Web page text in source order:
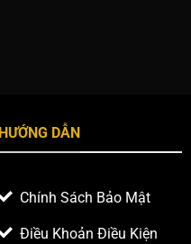
HƯỚNG DẪN
Chính Sách Bảo Mật
Điều Khoản Điều Kiện